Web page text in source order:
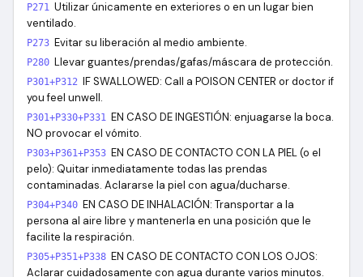
P271 Utilizar únicamente en exteriores o en un lugar bien
ventilado.
P273 Evitar su liberación al medio ambiente.
P280 Llevar guantes/prendas/gafas/máscara de protección.
P301+P312 IF SWALLOWED: Call a POISON CENTER or doctor if
you feel unwell.
P301+P330+P331 EN CASO DE INGESTIÓN: enjuagarse la boca.
NO provocar el vómito.
P303+P361+P353 EN CASO DE CONTACTO CON LA PIEL (o el
pelo): Quitar inmediatamente todas las prendas
contaminadas. Aclararse la piel con agua/ducharse.
P304+P340 EN CASO DE INHALACIÓN: Transportar a la
persona al aire libre y mantenerla en una posición que le
facilite la respiración.
P305+P351+P338 EN CASO DE CONTACTO CON LOS OJOS:
Aclarar cuidadosamente con agua durante varios minutos.